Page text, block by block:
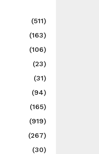
(511)
(163)
(106)
(23)
(31)
(94)
(165)
(919)
(267)
(30)